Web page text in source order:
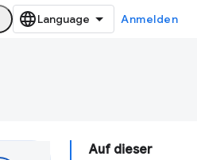
Anmelden
Auf dieser